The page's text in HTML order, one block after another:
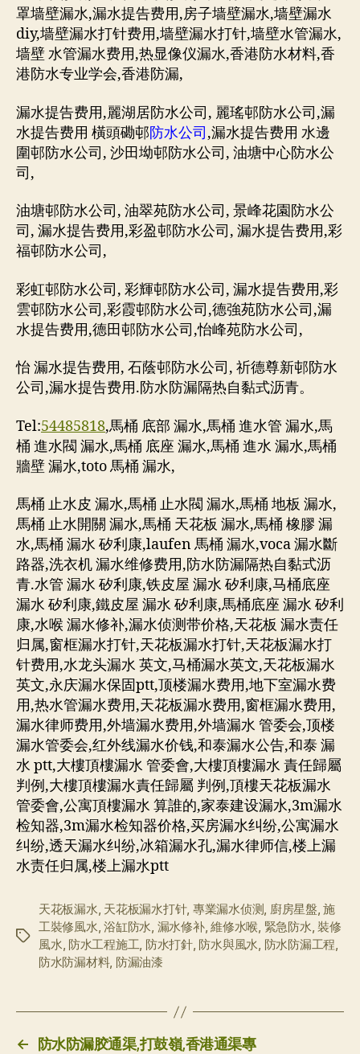
罩墙壁漏水,漏水提告费用,房子墙壁漏水,墙壁漏水
diy,墙壁漏水打针费用,墙壁漏水打针,墙壁水管漏水,
墙壁 水管漏水费用,热显像仪漏水,香港防水材料,香
港防水专业学会,香港防漏,
漏水提告费用,麗湖居防水公司, 麗瑤邨防水公司,漏
水提告费用 橫頭磡邨防水公司 ,漏水提告费用 水邊
圍邨防水公司, 沙田坳邨防水公司, 油塘中心防水公
司,
油塘邨防水公司, 油翠苑防水公司, 景峰花園防水公
司, 漏水提告费用,彩盈邨防水公司, 漏水提告费用,彩
福邨防水公司,
彩虹邨防水公司, 彩輝邨防水公司, 漏水提告费用,彩
雲邨防水公司,彩霞邨防水公司,德強苑防水公司,漏
水提告费用,德田邨防水公司,怡峰苑防水公司,
怡 漏水提告费用, 石蔭邨防水公司, 祈德尊新邨防水
公司,漏水提告费用.防水防漏隔热自黏式沥青。
Tel:54485818,馬桶 底部 漏水,馬桶 進水管 漏水,馬
桶 進水閥 漏水,馬桶 底座 漏水,馬桶 進水 漏水,馬桶
牆壁 漏水,toto 馬桶 漏水,
馬桶 止水皮 漏水,馬桶 止水閥 漏水,馬桶 地板 漏水,
馬桶 止水開關 漏水,馬桶 天花板 漏水,馬桶 橡膠 漏
水,馬桶 漏水 矽利康,laufen 馬桶 漏水,voca 漏水斷
路器,洗衣机 漏水维修费用,防水防漏隔热自黏式沥
青.水管 漏水 矽利康,铁皮屋 漏水 矽利康,马桶底座
漏水 矽利康,鐵皮屋 漏水 矽利康,馬桶底座 漏水 矽利
康,水喉 漏水修补,漏水侦测带价格,天花板 漏水责任
归属,窗框漏水打针,天花板漏水打针,天花板漏水打
针费用,水龙头漏水 英文,马桶漏水英文,天花板漏水
英文,永庆漏水保固ptt,顶楼漏水费用,地下室漏水费
用,热水管漏水费用,天花板漏水费用,窗框漏水费用,
漏水律师费用,外墙漏水费用,外墙漏水 管委会,顶楼
漏水管委会,红外线漏水价钱,和泰漏水公告,和泰 漏
水 ptt,大樓頂樓漏水 管委會,大樓頂樓漏水 責任歸屬
判例,大樓頂樓漏水責任歸屬 判例,頂樓天花板漏水
管委會,公寓頂樓漏水 算誰的,家泰建设漏水,3m漏水
检知器,3m漏水检知器价格,买房漏水纠纷,公寓漏水
纠纷,透天漏水纠纷,冰箱漏水孔,漏水律师信,楼上漏
水责任归属,楼上漏水ptt
标
天花板漏水, 天花板漏水打针, 專業漏水侦测, 廚房星盤,施
工裝修風水,浴缸防水, 漏水修补,維修水喉, 緊急防水,裝修
風水, 防水工程施工, 防水打針, 防水與風水, 防水防漏工程,
防水防漏材料, 防漏油漆
←
防水防漏胶通渠,打鼓嶺,香港通渠專